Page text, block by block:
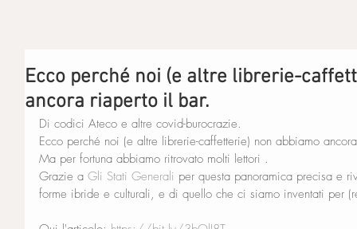
Ecco perché noi (e altre librerie-
ancora riaperto il bar.
Di codici Ateco e altre covid-burocrazie.
Ecco perché noi (e altre librerie-caffetterie) non abbiamo
Ma per fortuna abbiamo ritrovato molti lettori .
Grazie a Gli Stati Generali per questa panoramica precisa e
forme ibride e culturali, e di quello che ci siamo inventati per